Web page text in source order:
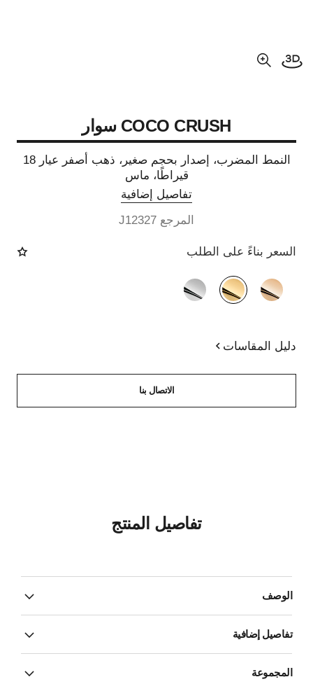
فتح العرض ثلاثي الأبعاد
عرض مكبّر عن الصورة
COCO CRUSH سوار
النمط المضرب، إصدار بحجم صغير، ذهب أصفر عيار 18
قيراطًا، ماس
تفاصيل إضافية
المرجع J12327
السعر بناءً على الطلب
الصيغة البديلة(3)
دليل المقاسات
الاتصال بنا
تفاصيل المنتج
الوصف
تفاصيل إضافية
المجموعة